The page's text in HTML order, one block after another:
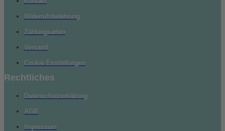
Widerrufsbelehrung
Zahlungsarten
Versand
Cookie Einstellungen
Rechtliches
Datenschutzerklärung
AGB
Impressum